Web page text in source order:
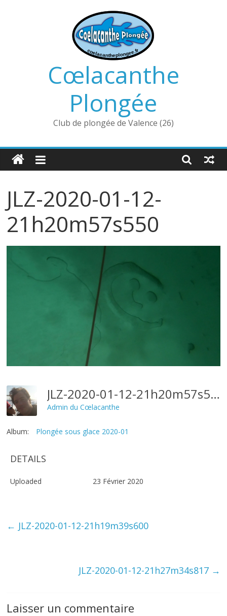
Cœlacanthe
Plongée
Club de plongée de Valence (26)
JLZ-2020-01-12-
21h20m57s550
JLZ-2020-01-12-21h20m57s550
Admin du Cœlacanthe
Album: Plongée sous glace 2020-01
DETAILS
Uploaded 23 Février 2020
← JLZ-2020-01-12-21h19m39s600
JLZ-2020-01-12-21h27m34s817 →
Laisser un commentaire